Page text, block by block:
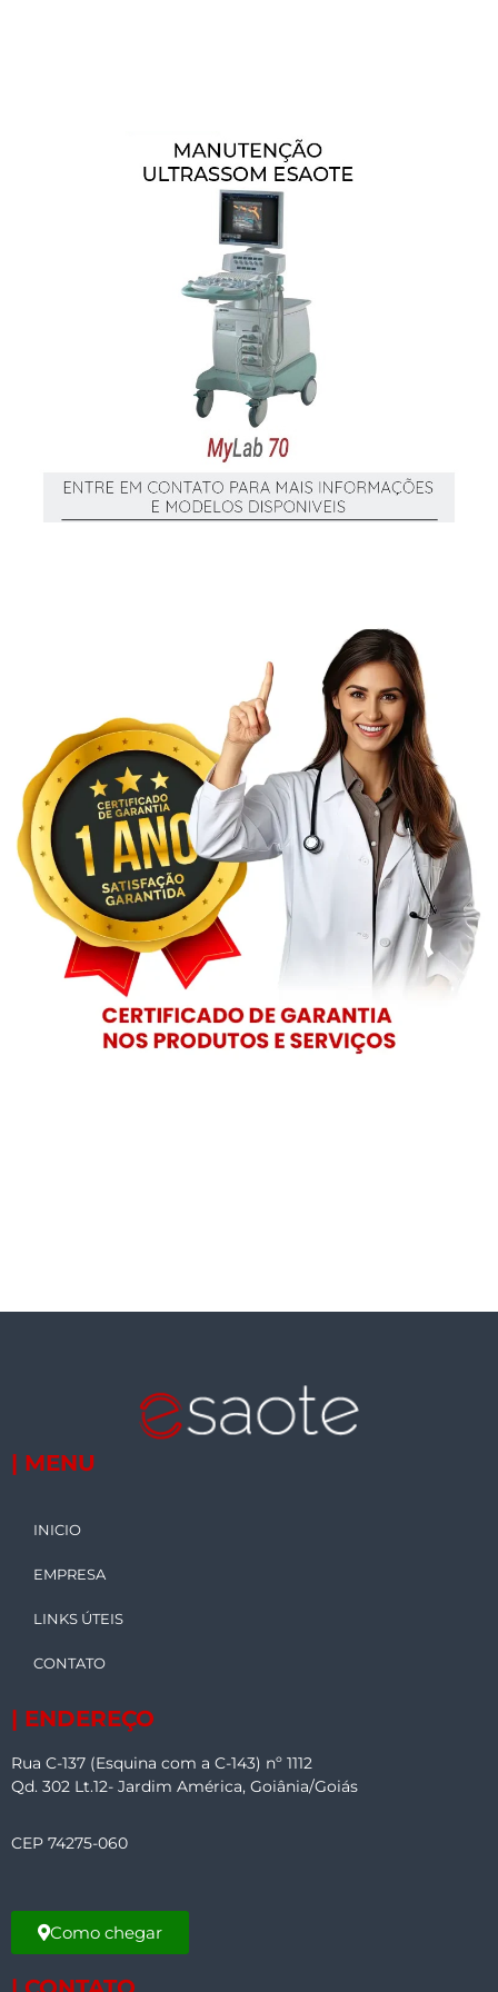
| MENU
INICIO
EMPRESA
LINKS ÚTEIS
CONTATO
| ENDEREÇO
Rua C-137 (Esquina com a C-143) nº 1112
Qd. 302 Lt.12- Jardim América, Goiânia/Goiás
CEP 74275-060
Como chegar